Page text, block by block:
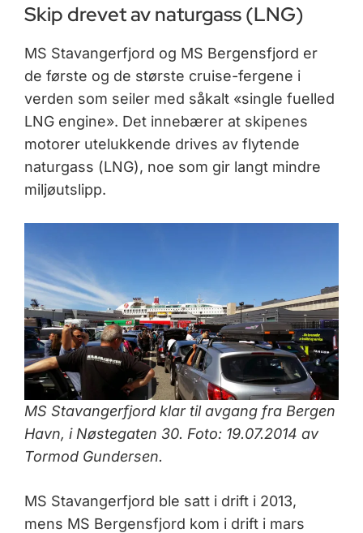
Skip drevet av naturgass (LNG)
MS Stavangerfjord og MS Bergensfjord er
de første og de største cruise-fergene i
verden som seiler med såkalt «single fuelled
LNG engine». Det innebærer at skipenes
motorer utelukkende drives av flytende
naturgass (LNG), noe som gir langt mindre
miljøutslipp.
MS Stavangerfjord klar til avgang fra Bergen
Havn, i Nøstegaten 30. Foto: 19.07.2014 av
Tormod Gundersen.
MS Stavangerfjord ble satt i drift i 2013,
mens MS Bergensfjord kom i drift i mars